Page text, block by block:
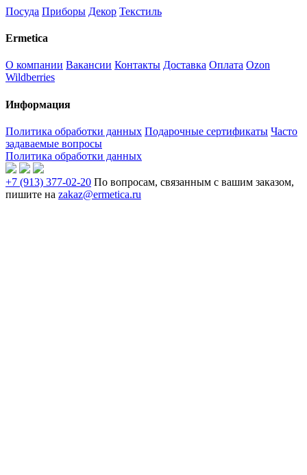
Посуда Приборы Декор Текстиль
Ermetica
О компании Вакансии Контакты Доставка Оплата Ozon
Wildberries
Информация
Политика обработки данных Подарочные сертификаты Часто
задаваемые вопросы
Политика обработки данных
+7 (913) 377-02-20 По вопросам, связанным с вашим заказом,
пишите на zakaz@ermetica.ru